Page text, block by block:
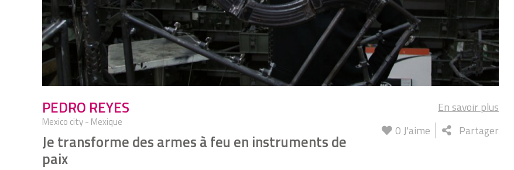
PEDRO REYES
Mexico city - Mexique
Je transforme des armes à feu en instruments de
paix
En savoir plus
0 J'aime Partager